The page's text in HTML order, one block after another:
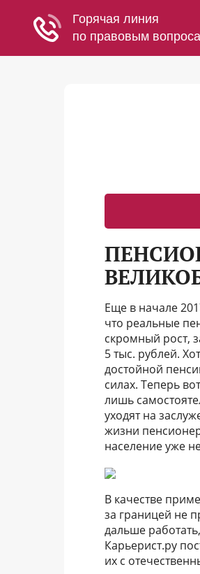
Еще в начале
что реальные
скромный рост,
5 тыс. рублей.
достойной
силах. Теперь
лишь
уходят на
жизни
население уже
В качестве
за границей не
дальше
Карьерист.ру
их с